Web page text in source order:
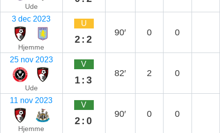
Ude
3 dec 2023
Hjemme
U
2:2
90′ 0 0
25 nov 2023
Ude
V
1:3
82′ 2 0
11 nov 2023
Hjemme
V
2:0
90′ 0 0